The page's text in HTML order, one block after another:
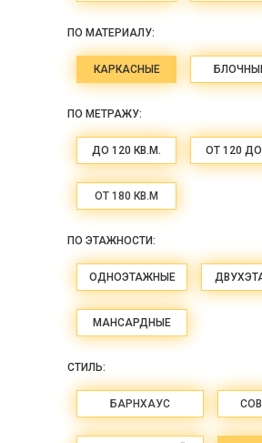
ПО ЭТАЖНОСТИ:
ПО МЕТРАЖУ:
ОДНОЭТАЖНЫЕ
ДО 120 КВ.М.
ПО МАТЕРИАЛУ:
КАРКАСНЫЕ
МАНСАРДНЫЕ
ОТ 120
ОТ 180 КВ.М
СТИЛЬ:
БАРНХАУС